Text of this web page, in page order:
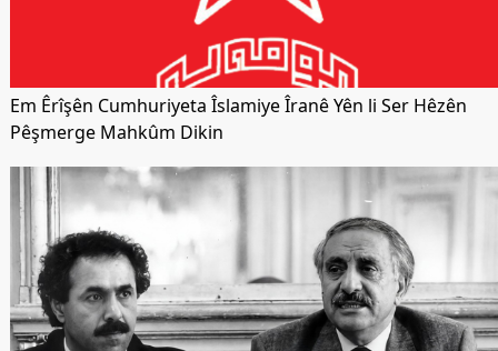
Em Êrîşên Cumhuriyeta Îslamiye Îranê Yên li Ser Hêzên
Pêşmerge Mahkûm Dikin